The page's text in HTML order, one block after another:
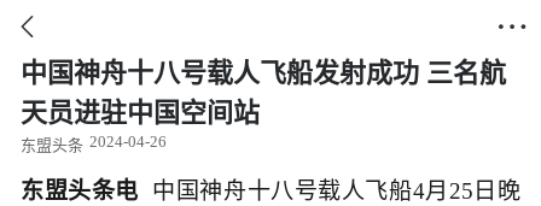
 
中国神舟十八号载人飞船发射成功 三名航
天员进驻中国空间站
东盟头条 2024-04-26
东盟头条电 中国神舟十八号载人飞船4月25日晚